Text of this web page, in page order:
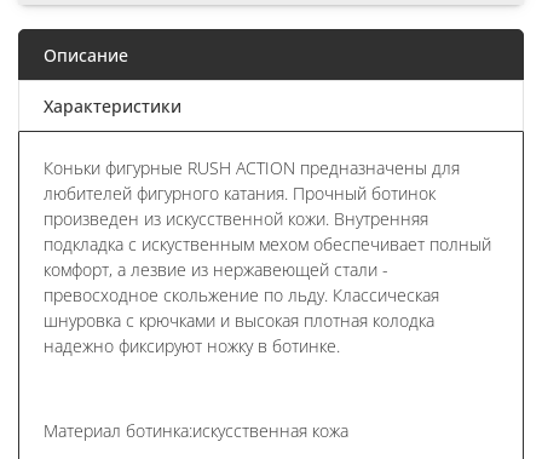
Описание
Характеристики
Коньки фигурные RUSH ACTION предназначены для
любителей фигурного катания. Прочный ботинок
произведен из искусственной кожи. Внутренняя
подкладка с искуственным мехом обеспечивает полный
комфорт, а лезвие из нержавеющей стали -
превосходное скольжение по льду. Классическая
шнуровка с крючками и высокая плотная колодка
надежно фиксируют ножку в ботинке.
Материал ботинка:искусственная кожа